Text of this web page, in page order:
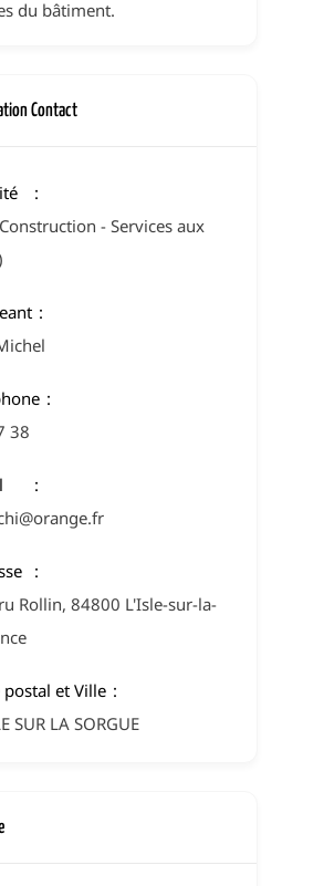
du bâtiment.
Contact
- Services aux
38
Rollin, 84800 L'Isle-sur-la-
postal et Ville
SUR LA SORGUE